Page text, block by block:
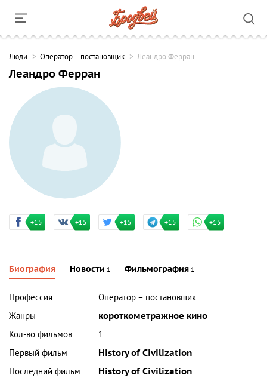
Люди Оператор – постановщик Леандро Ферран
Леандро Ферран
+15 +15 +15 +15 +15
Биография Новости 1 Фильмография 1
Профессия
Оператор – постановщик
Жанры
короткометражное кино
Кол-во фильмов
1
Первый фильм
History of Civilization
Последний фильм
History of Civilization